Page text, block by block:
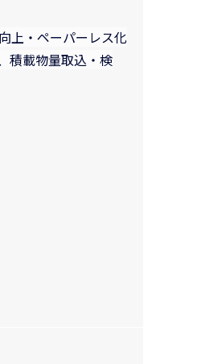
上・ペーパーレス化
積載物量取込・検